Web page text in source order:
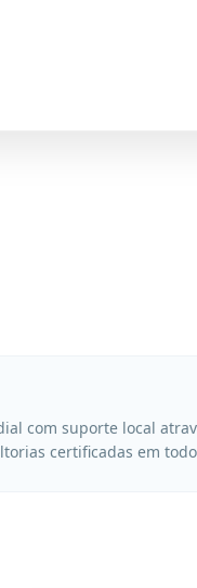
com suporte local
certificadas em